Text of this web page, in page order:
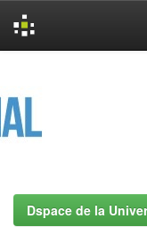
Dspace de la